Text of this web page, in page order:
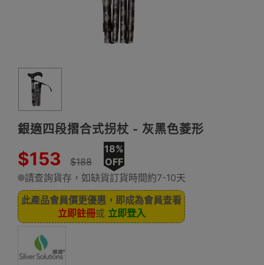
銀適四段摺合式拐杖 - 灰黑色菱形
$153 $188
18%
OFF
請查詢貨存，如缺貨訂貨時間約7-10天
此產品會員價更優惠，即成為會員查看
立即註冊或 立即登入